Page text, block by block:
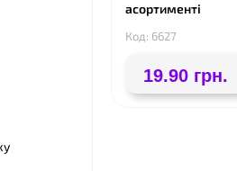
асортименті
Код: 6627
19.90 грн.